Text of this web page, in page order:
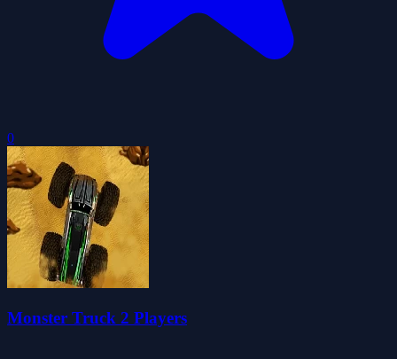
0
Monster Truck 2 Players